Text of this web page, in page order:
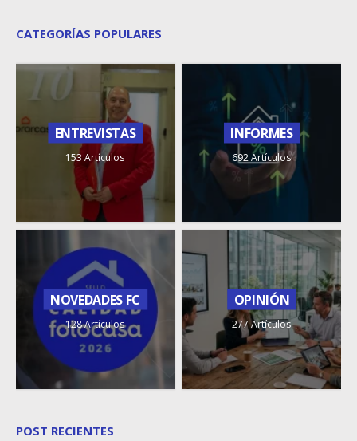
CATEGORÍAS POPULARES
ENTREVISTAS
153 Artículos
INFORMES
692 Artículos
NOVEDADES FC
128 Artículos
OPINIÓN
277 Artículos
POST RECIENTES